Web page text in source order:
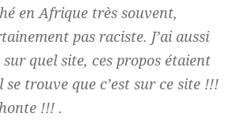
en Afrique très souvent,
pas raciste. J’ai aussi
quel site, ces propos étaient
se trouve que c’est sur ce site !!!
!!! .